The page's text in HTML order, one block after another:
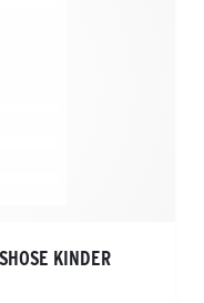
KINDER